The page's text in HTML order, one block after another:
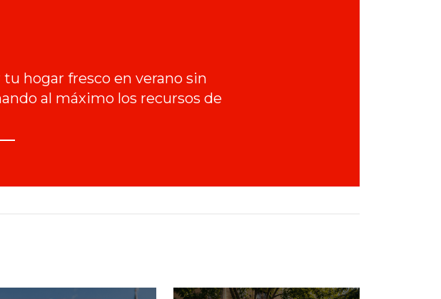
hogar fresco en verano sin
al máximo los recursos de